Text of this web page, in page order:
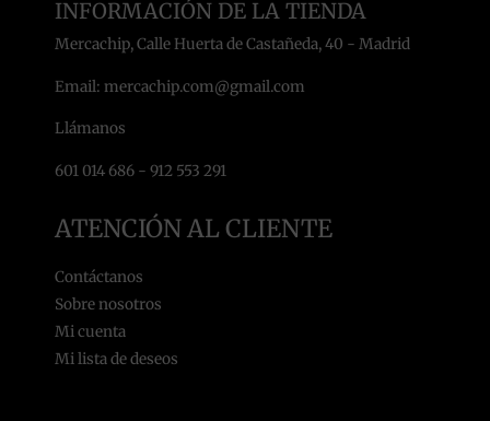
INFORMACIÓN DE LA TIENDA
Mercachip, Calle Huerta de Castañeda, 40 - Madrid
Email: mercachip.com@gmail.com
Llámanos
601 014 686 - 912 553 291
ATENCIÓN AL CLIENTE
Contáctanos
Sobre nosotros
Mi cuenta
Mi lista de deseos